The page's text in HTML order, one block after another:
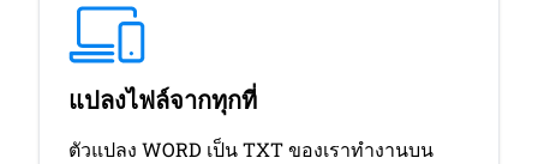
แปลงไฟล์จากทุกที่
ตัวแปลง WORD เป็น TXT ของเราทํางานบน